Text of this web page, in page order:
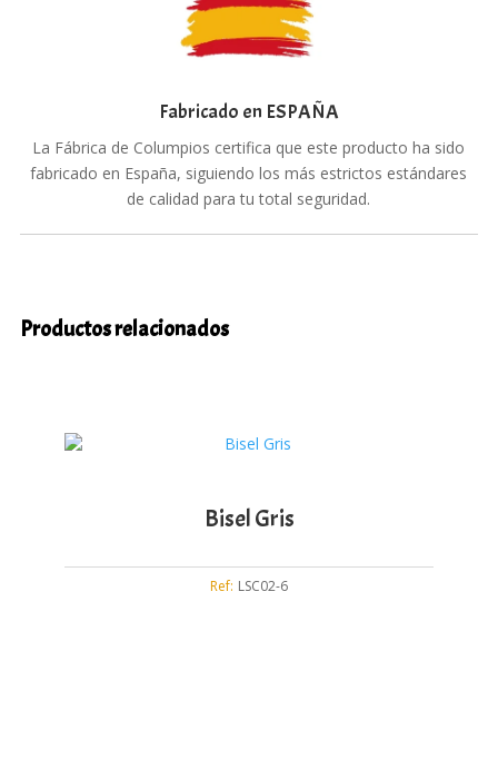
Fabricado en ESPAÑA
La Fábrica de Columpios certifica que este producto ha sido
fabricado en España, siguiendo los más estrictos estándares
de calidad para tu total seguridad.
Productos relacionados
Bisel Gris
Ref: LSC02-6